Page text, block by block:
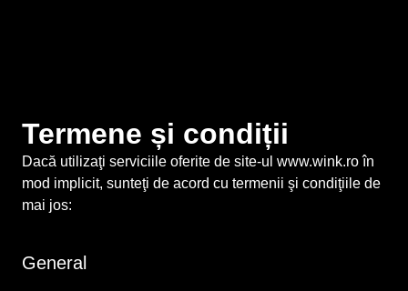
Termene și condiții
Dacă utilizaţi serviciile oferite de site-ul www.wink.ro în
mod implicit, sunteţi de acord cu termenii şi condiţiile de
mai jos:
General